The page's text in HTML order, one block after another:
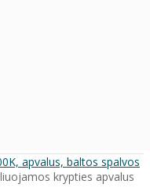
apvalus, baltos spalvos
krypties apvalus